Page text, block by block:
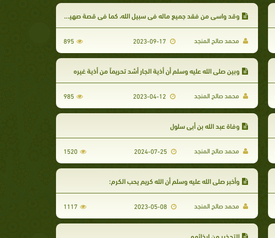
وقد واسى من فقد جميع ماله في سبيل الله، كما في قصة صهيب الرومي
محمد صالح المنجد 895
وبين صلى الله عليه وسلم أن أذية الجار أشد تحريماً من أذية غيره
محمد صالح المنجد 985
وفاة عبد الله بن أبى سلول
محمد صالح المنجد 2024-07-25
1520
وأخبر صلى الله عليه وسلم أن الله كريم يحب الكرم:
محمد صالح المنجد 2023-05-08
1117
التحذير من إيذائهم